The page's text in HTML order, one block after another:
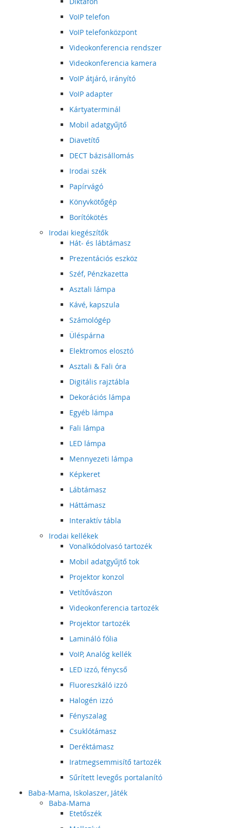
VoIP telefon
VoIP telefonközpont
Videokonferencia rendszer
Videokonferencia kamera
VoIP átjáró, irányító
VoIP adapter
Kártyaterminál
Mobil adatgyűjtő
Diavetítő
DECT bázisállomás
Irodai szék
Papírvágó
Könyvkötőgép
Borítókötés
Irodai kiegészítők
Hát- és lábtámasz
Prezentációs eszköz
Széf, Pénzkazetta
Asztali lámpa
Kávé, kapszula
Számológép
Üléspárna
Elektromos elosztó
Asztali & Fali óra
Digitális rajztábla
Dekorációs lámpa
Egyéb lámpa
Fali lámpa
LED lámpa
Mennyezeti lámpa
Képkeret
Lábtámasz
Háttámasz
Interaktív tábla
Irodai kellékek
Vonalkódolvasó tartozék
Mobil adatgyűjtő tok
Projektor konzol
Vetítővászon
Videokonferencia tartozék
Projektor tartozék
Lamináló fólia
VoIP, Analóg kellék
LED izzó, fénycső
Fluoreszkáló izzó
Halogén izzó
Fényszalag
Csuklótámasz
Deréktámasz
Iratmegsemmisítő tartozék
Sűrített levegős portalanító
Baba-Mama, Iskolaszer, Játék
Baba-Mama
Etetőszék